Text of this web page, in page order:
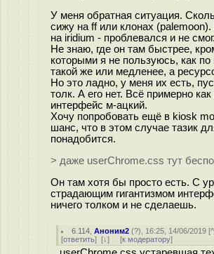
У меня обратная ситуация.
сижу на ff или клонах
на iridium - проблевался и не смог.
Не знаю, где он там быстрее,
которыми я не пользуюсь, как
такой же или медленее, а
Но это ладно, у меня их есть,
толк. А его нет. Всё примерно
интерфейс м-ацкий.
Хочу попробовать ещё в kiosk
шанс, что в этом случае тазик
понадобится.
> даже userChrome.css тут
Он там хотя бы просто есть. С
страдающим гигантизмом
ничего толком и не сделаешь.
6.114 ,Аноним2 (?), 16:25, 14/06/2019 [^
[ответить] [↓] [к модератору]